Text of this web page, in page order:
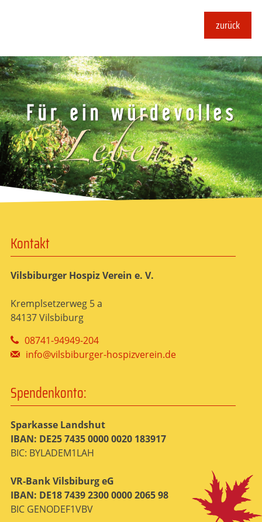
zurück
Kontakt
Vilsbiburger Hospiz Verein e. V.
Kremplsetzerweg 5 a
84137 Vilsbiburg
08741-94949-204
info@vilsbiburger-hospizverein.de
Spendenkonto:
Sparkasse Landshut
IBAN: DE25 7435 0000 0020 183917
BIC: BYLADEM1LAH
VR-Bank Vilsbiburg eG
IBAN: DE18 7439 2300 0000 2065 98
BIC GENODEF1VBV